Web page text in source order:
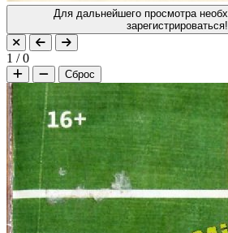
Для дальнейшего просмотра необходимо войти или
зарегистрироваться!
1 /0
Сброс